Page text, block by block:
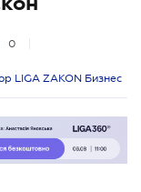
0
LIGA ZAKON Бизнес